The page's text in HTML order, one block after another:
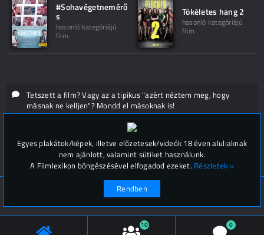
#Sohavégetnemérő
s
hasonló kategóriájú
film
Tökéletes hang 2
hasonló kategóriájú
film
Tetszett a film? Vagy az a tipikus "azért néztem meg, hogy
másnak ne kelljen"? Mondd el másoknak is!
Hozzászólások (
10 0
© Filmlexikon 2019-2026
Kapcsolat, impresszum
Egyes plakátok/képek, illetve előzetesek/videók 18 éven aluliaknak
nem ajánlott, valamint sütiket használunk.
A Filmlexikon böngészésével elfogadod ezeket. Részletek »
Rendben